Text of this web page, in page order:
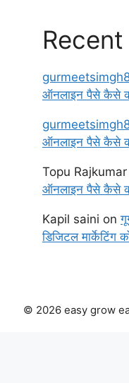
ऑनलाइन पैसे कैसे
ऑनलाइन पैसे कैसे
Topu Rajkumar
ऑनलाइन पैसे कैसे
Kapil saini on
डिजिटल मार्केटिंग
© 2026 easy grow